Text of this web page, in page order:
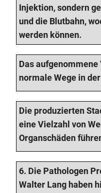
Injektion, sondern
und die Blutbahn,
werden können.
Das
normale Wege in
Die produzierten
eine Vielzahl von
Organschäden
6. Die Pathologen
Walter Lang haben